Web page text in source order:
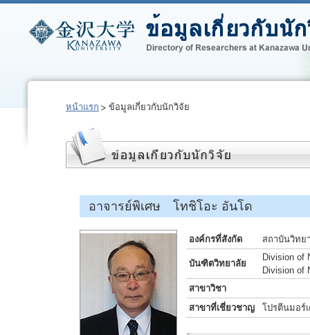
หน้าแรก ข้อมูลเกี่ยวกับนักวิจัย
อาจารย์พิเศษ โทชิโอะ อันโด
องค์กรที่สังกัด สถาบันวิทย
บันฑิตวิทยาลัย
Division of
Division of
สาขาวิชา
สาขาที่เชี่ยวชาญ
โปรตีนมอร์